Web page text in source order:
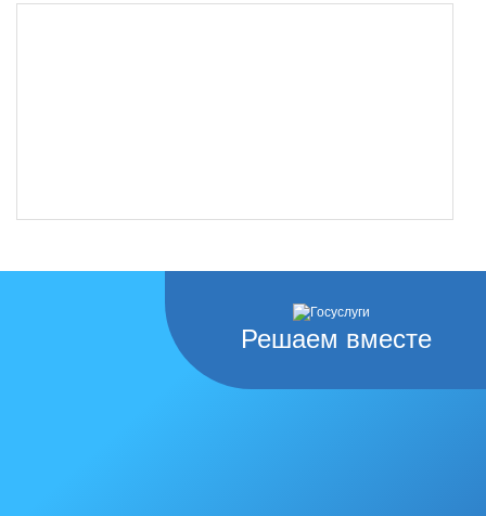
Решаем вместе